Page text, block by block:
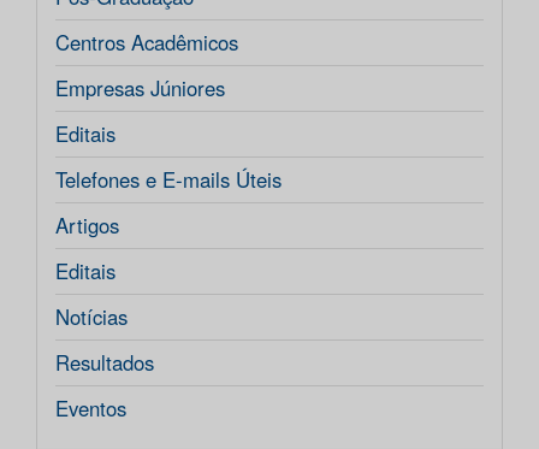
Centros Acadêmicos
Empresas Júniores
Editais
Telefones e E-mails Úteis
Artigos
Editais
Notícias
Resultados
Eventos